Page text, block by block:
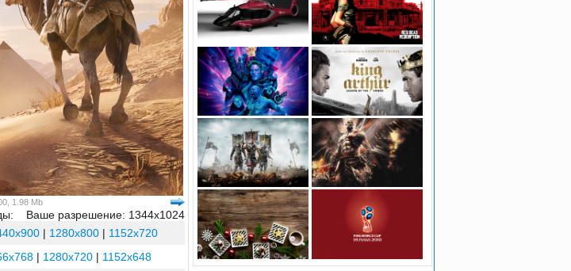
1.98 Mb
Ваше разрешение: 1344x1024
| 1280x800 | 1152x720
| 1280x720 | 1152x648